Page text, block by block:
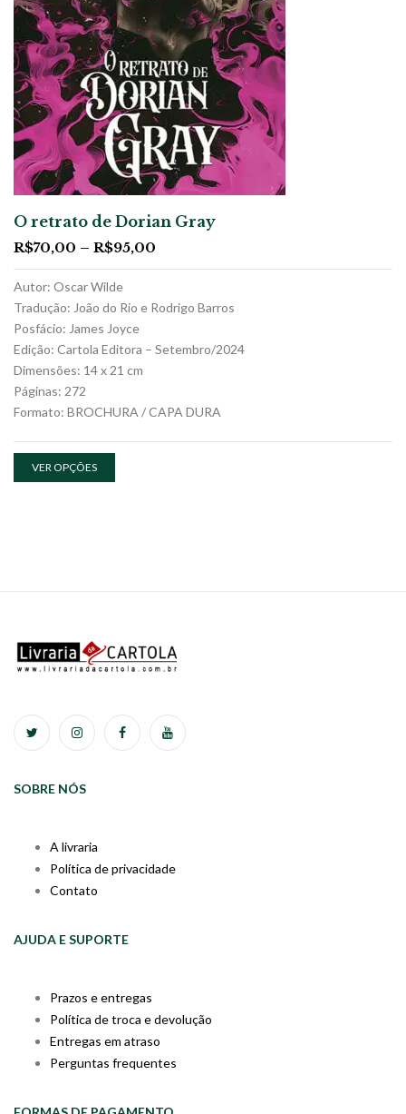
O retrato de Dorian Gray
R$70,00 – R$95,00
Autor: Oscar Wilde
Tradução: João do Rio e Rodrigo Barros
Posfácio: James Joyce
Edição: Cartola Editora – Setembro/2024
Dimensões: 14 x 21 cm
Páginas: 272
Formato: BROCHURA / CAPA DURA
VER OPÇÕES
SOBRE NÓS
A livraria
Política de privacidade
Contato
AJUDA E SUPORTE
Prazos e entregas
Política de troca e devolução
Entregas em atraso
Perguntas frequentes